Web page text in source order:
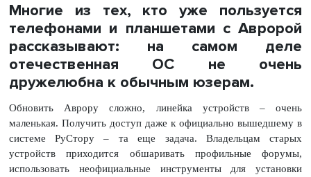
Многие из тех, кто уже пользуется
телефонами и планшетами с Авророй
рассказывают: на самом деле
отечественная ОС не очень
дружелюбна к обычным юзерам.
Обновить Аврору сложно, линейка устройств – очень
маленькая. Получить доступ даже к официально вышедшему в
системе РуСтору – та еще задача. Владельцам старых
устройств приходится обшаривать профильные форумы,
использовать неофициальные инструменты для установки